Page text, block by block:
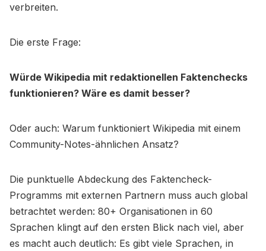
verbreiten.
Die erste Frage:
Würde Wikipedia mit redaktionellen Faktenchecks
funktionieren? Wäre es damit besser?
Oder auch: Warum funktioniert Wikipedia mit einem
Community-Notes-ähnlichen Ansatz?
Die punktuelle Abdeckung des Faktencheck-
Programms mit externen Partnern muss auch global
betrachtet werden: 80+ Organisationen in 60
Sprachen klingt auf den ersten Blick nach viel, aber
es macht auch deutlich: Es gibt viele Sprachen, in